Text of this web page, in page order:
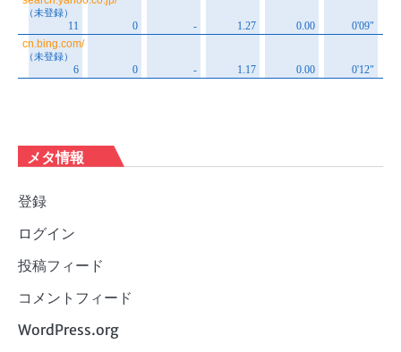
メタ情報
登録
ログイン
投稿フィード
コメントフィード
WordPress.org